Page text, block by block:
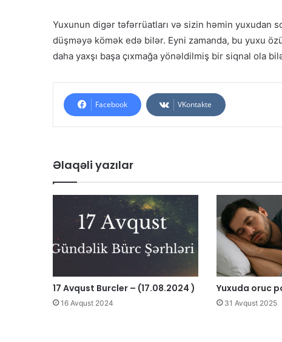
Yuxunun digər təfərrüatları və sizin həmin yuxudan
düşməyə kömək edə bilər. Eyni zamanda, bu yuxu
daha yaxşı başa çıxmağa yönəldilmiş bir siqnal ola
Facebook VKontakte
Əlaqəli yazılar
17 Avqust Burcler – (17.08.2024 )
16 Avqust 2024
Yuxuda oruc
31 Avqust 2025